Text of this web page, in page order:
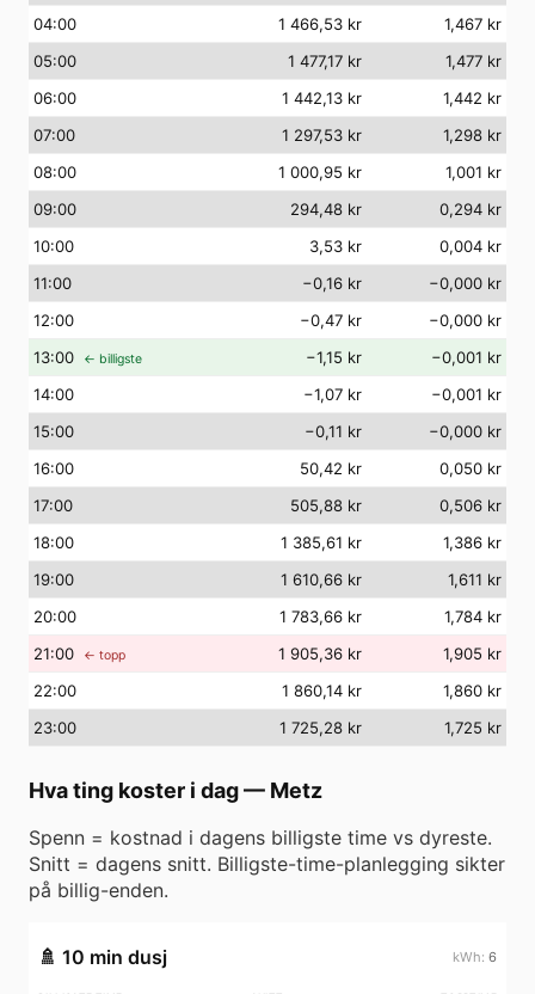
04:00 1 466,53 kr
1,467 kr
05:00 1 477,17 kr
1,477 kr
06:00 1 442,13 kr
1,442 kr
07:00 1 297,53 kr
1,298 kr
08:00 1 000,95 kr
1,001 kr
09:00 294,48 kr
0,294 kr
10:00 3,53 kr
0,004 kr
11:00 −0,16 kr
−0,000 kr
12:00 −0,47 kr
−0,000 kr
13:00 ← billigste −1,15 kr
−0,001 kr
14:00 −1,07 kr
−0,001 kr
15:00 −0,11 kr
−0,000 kr
16:00 50,42 kr
0,050 kr
17:00 505,88 kr
0,506 kr
18:00 1 385,61 kr
1,386 kr
19:00 1 610,66 kr
1,611 kr
20:00 1 783,66 kr
1,784 kr
21:00 ← topp 1 905,36 kr
1,905 kr
22:00 1 860,14 kr
1,860 kr
23:00 1 725,28 kr 1,725 kr
Hva ting koster i dag— Metz
Spenn = kostnad i dagens billigste time vs dyreste.
Snitt = dagens snitt. Billigste-time-planlegging sikter
på billig-enden.
🚿 10 min dusj 6